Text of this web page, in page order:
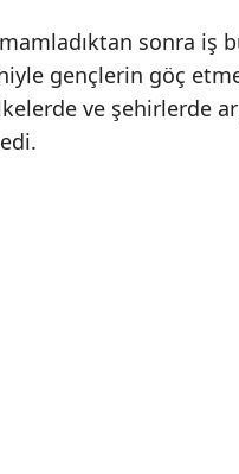
sonra iş
gençlerin göç
ve şehirlerde